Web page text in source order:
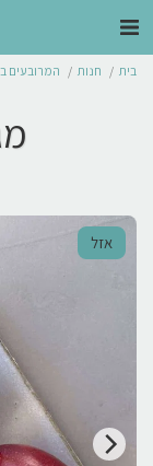
בית חנות המרובעים
אזל